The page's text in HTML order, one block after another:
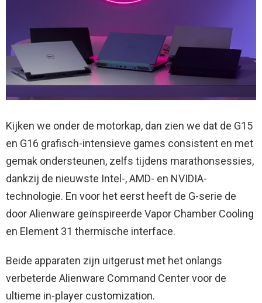
Kijken we onder de motorkap, dan zien we dat de G15
en G16 grafisch-intensieve games consistent en met
gemak ondersteunen, zelfs tijdens marathonsessies,
dankzij de nieuwste Intel-, AMD- en NVIDIA-
technologie. En voor het eerst heeft de G-serie de
door Alienware geïnspireerde Vapor Chamber Cooling
en Element 31 thermische interface.
Beide apparaten zijn uitgerust met het onlangs
verbeterde Alienware Command Center voor de
ultieme in-player customization.